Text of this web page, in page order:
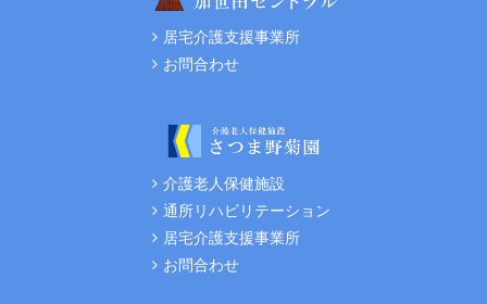
居宅介護支援事業所
お問合わせ
介護老人保健施設
通所リハビリテーション
居宅介護支援事業所
お問合わせ